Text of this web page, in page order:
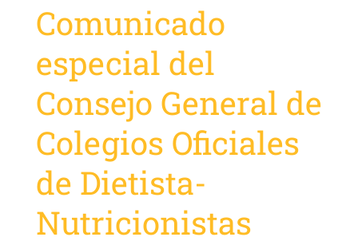
Comunicado
especial del
Consejo General de
Colegios Oficiales
de Dietista-
Nutricionistas